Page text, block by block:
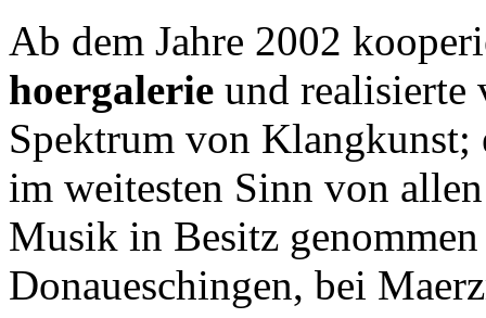
Ab dem Jahre 2002
hoergalerie und realisierte
Spektrum von
im weitesten Sinn von
Musik in Besitz
Donaueschingen, bei